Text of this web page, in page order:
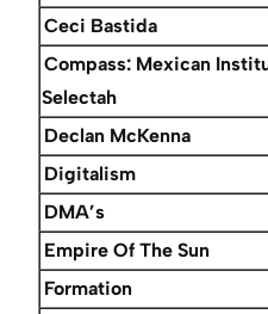
Ceci Bastida
Compass: Mexican
Selectah
Declan McKenna
Digitalism
DMA’s
Empire Of The Sun
Formation